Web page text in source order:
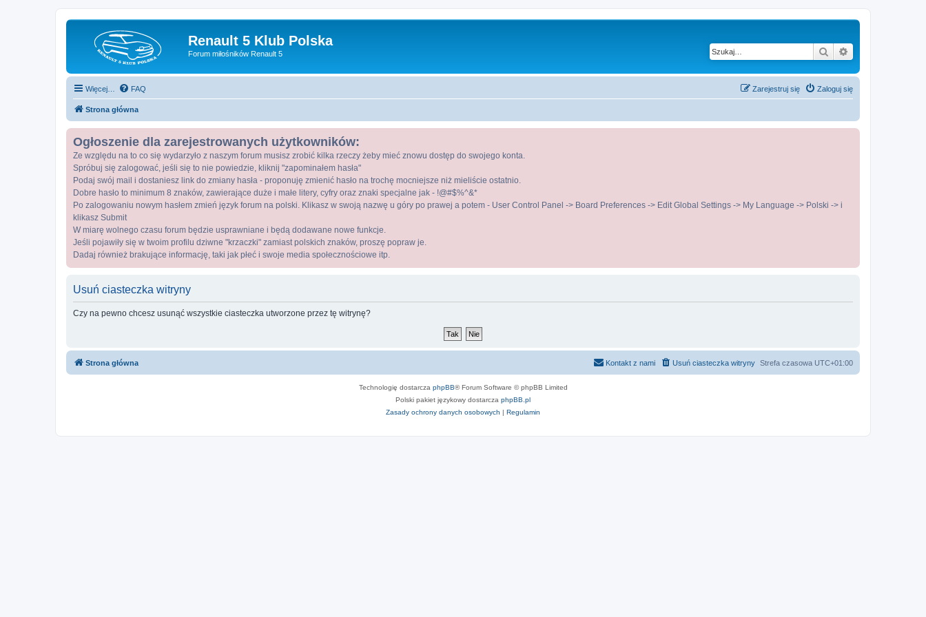
Renault 5 Klub Polska
Forum miłośników Renault 5 Szukaj
Więcej… FAQ Zaloguj się
Zarejestruj się
Strona główna
Ogłoszenie dla zarejestrowanych użytkowników:
Ze względu na to co się wydarzyło z naszym forum musisz zrobić kilka rzeczy żeby mieć znowu dostęp do swojego konta.
Spróbuj się zalogować, jeśli się to nie powiedzie, kliknij "zapominałem hasła"
Podaj swój mail i dostaniesz link do zmiany hasła - proponuję zmienić hasło na trochę mocniejsze niż mieliście ostatnio.
Dobre hasło to minimum 8 znaków, zawierające duże i małe litery, cyfry oraz znaki specjalne jak - !@#$%^&*
Po zalogowaniu nowym hasłem zmień język forum na polski. Klikasz w swoją nazwę u góry po prawej a potem - User Control Panel -> Board Preferences -> Edit Global Settings -> My Language -> Polski -> i
klikasz Submit
W miarę wolnego czasu forum będzie usprawniane i będą dodawane nowe funkcje.
Jeśli pojawiły się w twoim profilu dziwne "krzaczki" zamiast polskich znaków, proszę popraw je.
Dadaj również brakujące informację, taki jak płeć i swoje media społecznościowe itp.
Usuń ciasteczka witryny
Czy na pewno chcesz usunąć wszystkie ciasteczka utworzone przez tę witrynę?
Strona główna Strefa czasowa UTC+01:00
Usuń ciasteczka witryny
Kontakt z nami
Technologię dostarcza phpBB® Forum Software © phpBB Limited
Polski pakiet językowy dostarcza phpBB.pl
Zasady ochrony danych osobowych | Regulamin